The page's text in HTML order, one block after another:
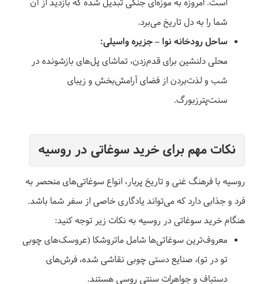
است. امروزه به موزه‌ای جنگی تبدیل شده که بازدید از آن
شما را به دل تاریخ می‌برد.
ساحل رودخانه نوا – جزیره واسیلی:
محلی دلنشین برای قدم‌زدن، تماشای پل‌های بازشونده در
شب و لذت‌بردن از فضای آرامش‌بخش و زیبای
سنت‌پترزبورگ.
نکات مهم برای خرید سوغاتی در روسیه
روسیه با فرهنگ غنی و تاریخ پربار، انواع سوغاتی‌های منحصر به
فرد و جذابی دارد که می‌تواند یادگاری خاصی از سفر شما باشد.
هنگام خرید سوغاتی در روسیه به نکات زیر توجه کنید:
معروف‌ترین سوغاتی‌ها شامل ماتروشکا (عروسک‌های چوبی
تو در تو)، صنایع دستی چوبی نقاشی شده، فرش‌های
دستباف و جواهرات سنتی روسی هستند.